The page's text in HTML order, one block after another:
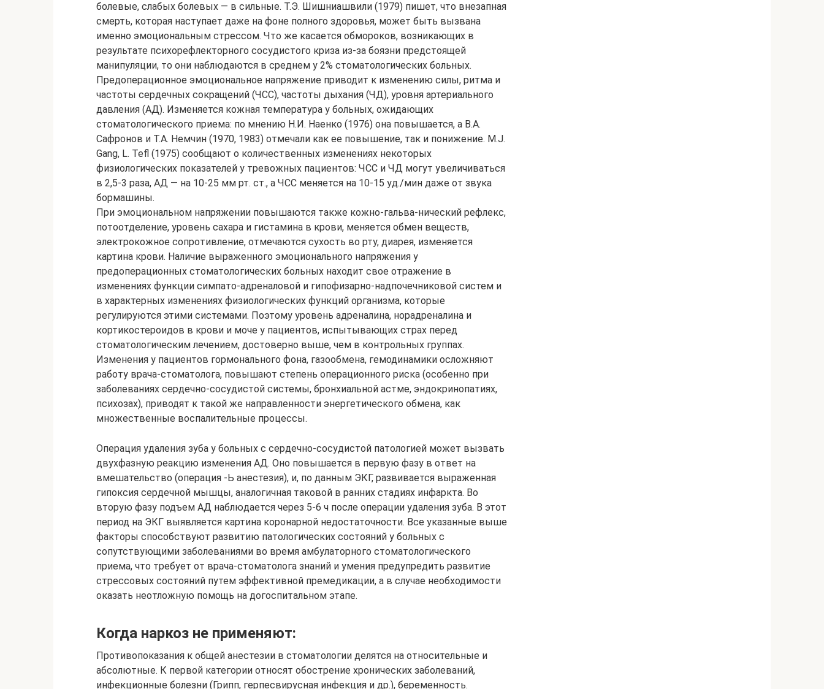
болевые, слабых болевых — в сильные. Т.Э. Шишниашвили (1979) пишет, что внезапная
смерть, которая наступает даже на фоне полного здоровья, может быть вызвана
именно эмоциональным стрессом. Что же касается обмороков, возникающих в
результате психорефлекторного сосудистого криза из-за боязни предстоящей
манипуляции, то они наблюдаются в среднем у 2% стоматологических больных.
Предоперационное эмоциональное напряжение приводит к изменению силы, ритма и
частоты сердечных сокращений (ЧСС), частоты дыхания (ЧД), уровня артериального
давления (АД). Изменяется кожная температура у больных, ожидающих
стоматологического приема: по мнению Н.И. Наенко (1976) она повышается, а В.А.
Сафронов и Т.А. Немчин (1970, 1983) отмечали как ее повышение, так и понижение. M.J.
Gang, L. Tefl (1975) сообщают о количественных изменениях некоторых
физиологических показателей у тревожных пациентов: ЧСС и ЧД могут увеличиваться
в 2,5-3 раза, АД — на 10-25 мм рт. ст., а ЧСС меняется на 10-15 уд./мин даже от звука
бормашины.
При эмоциональном напряжении повышаются также кожно-гальва-нический рефлекс,
потоотделение, уровень сахара и гистамина в крови, меняется обмен веществ,
электрокожное сопротивление, отмечаются сухость во рту, диарея, изменяется
картина крови. Наличие выраженного эмоционального напряжения у
предоперационных стоматологических больных находит свое отражение в
изменениях функции симпато-адреналовой и гипофизарно-надпочечниковой систем и
в характерных изменениях физиологических функций организма, которые
регулируются этими системами. Поэтому уровень адреналина, норадреналина и
кортикостероидов в крови и моче у пациентов, испытывающих страх перед
стоматологическим лечением, достоверно выше, чем в контрольных группах.
Изменения у пациентов гормонального фона, газообмена, гемодинамики осложняют
работу врача-стоматолога, повышают степень операционного риска (особенно при
заболеваниях сердечно-сосудистой системы, бронхиальной астме, эндокринопатиях,
психозах), приводят к такой же направленности энергетического обмена, как
множественные воспалительные процессы.
Операция удаления зуба у больных с сердечно-сосудистой патологией может вызвать
двухфазную реакцию изменения АД. Оно повышается в первую фазу в ответ на
вмешательство (операция -Ь анестезия), и, по данным ЭКГ, развивается выраженная
гипоксия сердечной мышцы, аналогичная таковой в ранних стадиях инфаркта. Во
вторую фазу подъем АД наблюдается через 5-6 ч после операции удаления зуба. В этот
период на ЭКГ выявляется картина коронарной недостаточности. Все указанные выше
факторы способствуют развитию патологических состояний у больных с
сопутствующими заболеваниями во время амбулаторного стоматологического
приема, что требует от врача-стоматолога знаний и умения предупредить развитие
стрессовых состояний путем эффективной премедикации, а в случае необходимости
оказать неотложную помощь на догоспитальном этапе.
Когда наркоз не применяют:
Противопоказания к общей анестезии в стоматологии делятся на относительные и
абсолютные. К первой категории относят обострение хронических заболеваний,
инфекционные болезни (Грипп, герпесвирусная инфекция и др.), беременность.